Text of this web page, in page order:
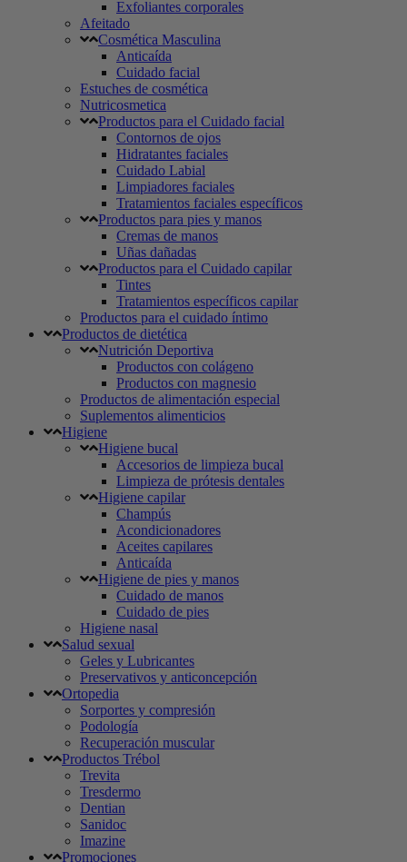
Exfoliantes corporales
Afeitado
Cosmética Masculina
Anticaída
Cuidado facial
Estuches de cosmética
Nutricosmetica
Productos para el Cuidado facial
Contornos de ojos
Hidratantes faciales
Cuidado Labial
Limpiadores faciales
Tratamientos faciales específicos
Productos para pies y manos
Cremas de manos
Uñas dañadas
Productos para el Cuidado capilar
Tintes
Tratamientos específicos capilar
Productos para el cuidado íntimo
Productos de dietética
Nutrición Deportiva
Productos con colágeno
Productos con magnesio
Productos de alimentación especial
Suplementos alimenticios
Higiene
Higiene bucal
Accesorios de limpieza bucal
Limpieza de prótesis dentales
Higiene capilar
Champús
Acondicionadores
Aceites capilares
Anticaída
Higiene de pies y manos
Cuidado de manos
Cuidado de pies
Higiene nasal
Salud sexual
Geles y Lubricantes
Preservativos y anticoncepción
Ortopedia
Sorportes y compresión
Podología
Recuperación muscular
Productos Trébol
Trevita
Tresdermo
Dentian
Sanidoc
Imazine
Promociones